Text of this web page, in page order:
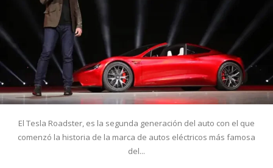
El Tesla Roadster, es la segunda generación del auto con el que
comenzó la historia de la marca de autos eléctricos más famosa
del...